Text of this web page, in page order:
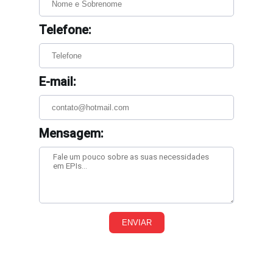
Telefone:
E-mail:
Mensagem:
ENVIAR